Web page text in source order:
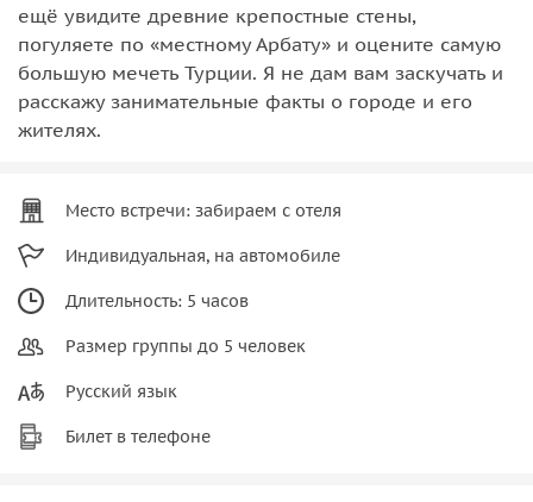
ещё увидите древние крепостные стены,
погуляете по «местному Арбату» и оцените самую
большую мечеть Турции. Я не дам вам заскучать и
расскажу занимательные факты о городе и его
жителях.
Место встречи: забираем с отеля
Индивидуальная, на автомобиле
Длительность: 5 часов
Размер группы до 5 человек
Русский язык
Билет в телефоне